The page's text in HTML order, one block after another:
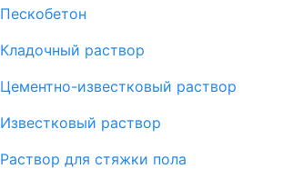
Пескобетон
Кладочный раствор
Цементно-известковый раствор
Известковый раствор
Раствор для стяжки пола